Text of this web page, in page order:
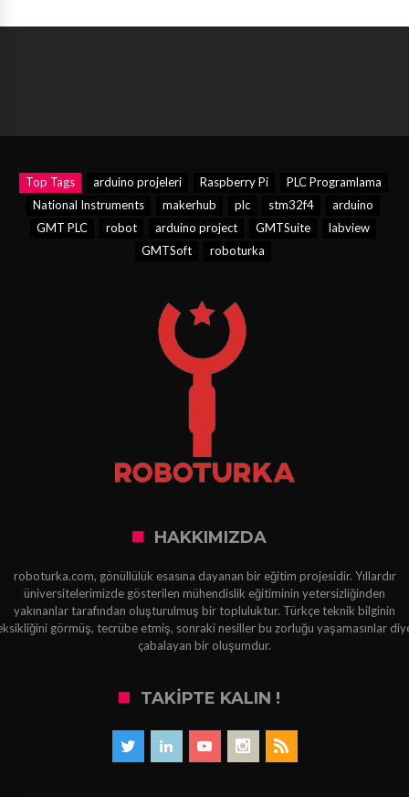
Top Tags arduino projeleri Raspberry Pi
PLC Programlama
National Instruments
makerhub plc stm32f4
arduino
GMT PLC
robot arduino project GMTSuite
labview
GMTSoft
roboturka
HAKKIMIZDA
roboturka.com, gönüllülük esasına dayanan bir eğitim projesidir. Yıllardır
üniversitelerimizde gösterilen mühendislik eğitiminin yetersizliğinden
yakınanlar tarafından oluşturulmuş bir topluluktur. Türkçe teknik bilginin
görmüş, tecrübe etmiş, sonraki nesiller bu zorluğu yaşamasınlar
çabalayan bir oluşumdur.
TAKIPTE KALIN !